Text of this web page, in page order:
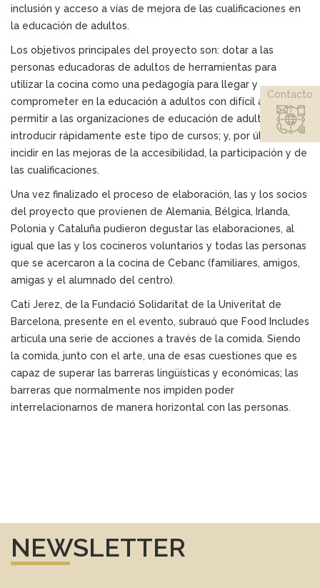
inclusión y acceso a vías de mejora de las cualificaciones en
la educación de adultos.
Los objetivos principales del proyecto son: dotar a las
personas educadoras de adultos de herramientas para
utilizar la cocina como una pedagogía para llegar y
comprometer en la educación a adultos con difícil acceso;
permitir a las organizaciones de educación de adultos
introducir rápidamente este tipo de cursos; y, por último,
incidir en las mejoras de la accesibilidad, la participación y de
las cualificaciones.
Una vez finalizado el proceso de elaboración, las y los socios
del proyecto que provienen de Alemania, Bélgica, Irlanda,
Polonia y Cataluña pudieron degustar las elaboraciones, al
igual que las y los cocineros voluntarios y todas las personas
que se acercaron a la cocina de Cebanc (familiares, amigos,
amigas y el alumnado del centro).
Cati Jerez, de la Fundació Solidaritat de la Univeritat de
Barcelona, presente en el evento, subrauó que Food Includes
articula una serie de acciones a través de la comida. Siendo
la comida, junto con el arte, una de esas cuestiones que es
capaz de superar las barreras lingüísticas y económicas; las
barreras que normalmente nos impiden poder
interrelacionarnos de manera horizontal con las personas.
NEWSLETTER
Contacto